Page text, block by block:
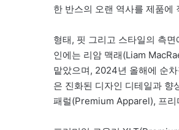
한 반스의 오랜 역사를 제품에
형태, 핏 그리고 스타일의 측
인에는 리암 맥래(Liam
맡았으며, 2024년 올해에 순
은 진화된 디자인 디테일과
패럴(Premium Apparel), 프